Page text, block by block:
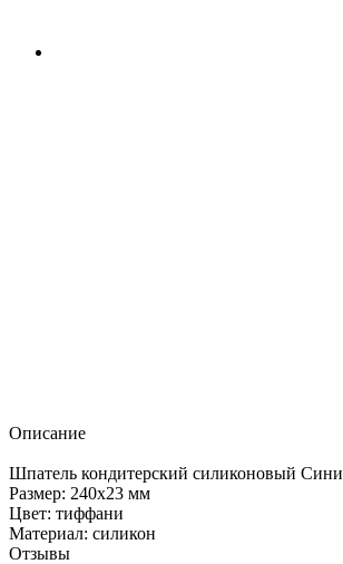
Описание
Шпатель кондитерский силиконовый
Размер: 240x23 мм
Цвет: тиффани
Материал: силикон
Отзывы